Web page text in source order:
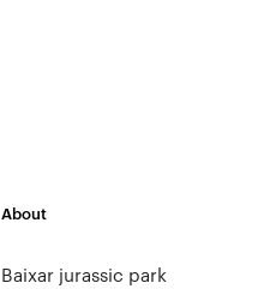
About
Baixar jurassic park